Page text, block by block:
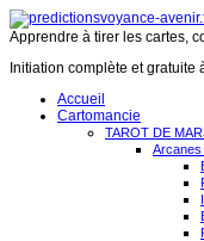
Apprendre à tirer les cartes,
Initiation complète et gratuite
Accueil
Cartomancie
TAROT DE
Arcanes